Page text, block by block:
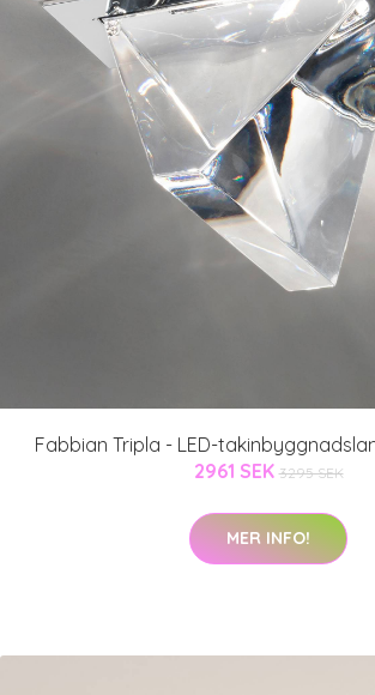
Fabbian Tripla - LED-
2961 SEK 3295 SEK
MER INFO!